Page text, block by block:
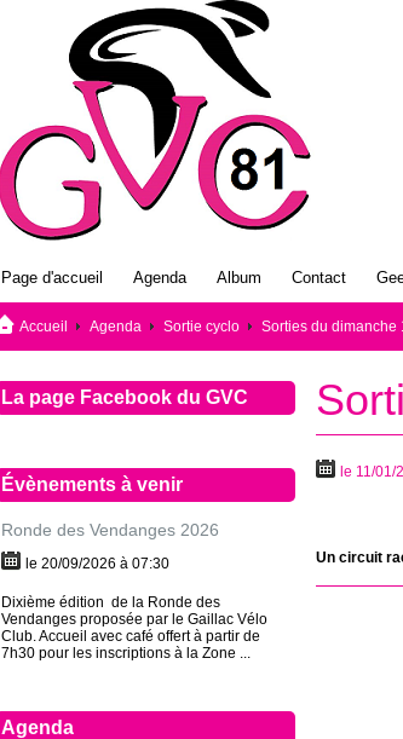
Page d'accueil Agenda Album Contact
Accueil Agenda Sortie cyclo Sorties du dimanche
le 11/01/
Un circuit
La page Facebook du GVC
Évènements à venir
Ronde des Vendanges 2026
le 20/09/2026 à 07:30
Dixième édition de la Ronde des
Vendanges proposée par le Gaillac Vélo
Club. Accueil avec café offert à partir de
7h30 pour les inscriptions à la Zone ...
Agenda